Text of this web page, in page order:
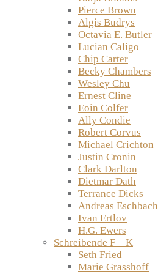
Pierce Brown
Algis Budrys
Octavia E. Butler
Lucian Caligo
Chip Carter
Becky Chambers
Wesley Chu
Ernest Cline
Eoin Colfer
Ally Condie
Robert Corvus
Michael Crichton
Justin Cronin
Clark Darlton
Dietmar Dath
Terrance Dicks
Andreas Eschbach
Ivan Ertlov
H.G. Ewers
Schreibende F – K
Seth Fried
Marie Grasshoff